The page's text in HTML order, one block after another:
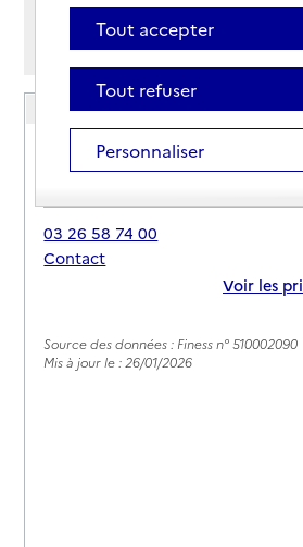
Afficher les résultats par:
Mode liste
Mode carte
EHPAD Auge-Colin
Adresse
86 allée Simon Dinet
51190-Avize
03 26 58 74 00
Contact
Voir les
Source des données : Finess n° 510002090
Mis à jour le : 26/01/2026
Tout accepter
Tout refuser
Personnaliser